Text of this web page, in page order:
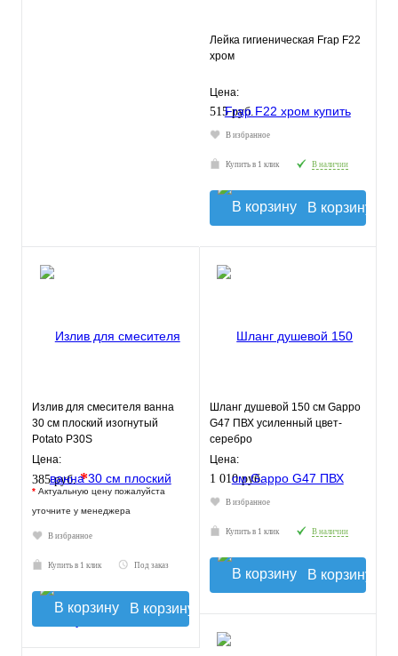
Лейка гигиеническая Frap F22
хром
Цена:
515 руб.
В избранное
Купить в 1 клик В наличии
В корзину
Излив для смесителя ванна
30 см плоский изогнутый
Potato P30S
Цена:
385 руб.*
* Актуальную цену пожалуйста
уточните у менеджера
В избранное
Купить в 1 клик Под заказ
В корзину
Шланг душевой 150 см Gappo
G47 ПВХ усиленный цвет-
серебро
Цена:
1 010 руб.
В избранное
Купить в 1 клик В наличии
В корзину